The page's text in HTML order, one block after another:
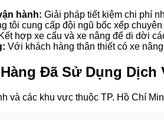
hành: Giải pháp tiết kiệm chi phí
tôi cung cấp đội ngũ bốc xếp
Kết hợp xe cẩu và xe nâng để di dời
Với khách hàng thân thiết có xe
Đã Sử Dụng Dịch
và các khu vực thuộc TP. Hồ Chí